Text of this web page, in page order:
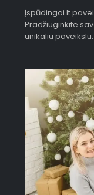
Įspūdingai.lt
Pradžiuginkite
unikaliu paveikslu.